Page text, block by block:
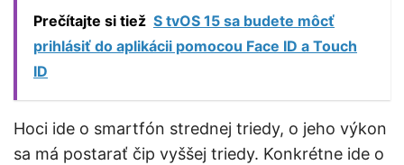
Prečítajte si tiež S tvOS 15 sa budete môcť
prihlásiť do aplikácii pomocou Face ID a Touch
ID
Hoci ide o smartfón strednej triedy, o jeho výkon
sa má postarať čip vyššej triedy. Konkrétne ide o